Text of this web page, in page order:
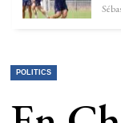
POLITICS